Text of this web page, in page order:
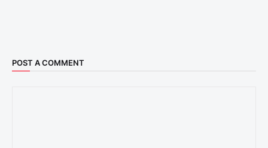
POST A COMMENT